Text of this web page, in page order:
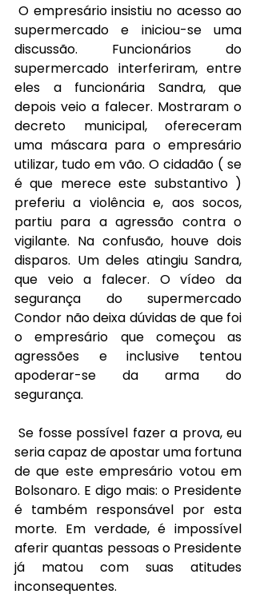
O empresário insistiu no acesso ao
supermercado e iniciou-se uma
discussão. Funcionários do
supermercado interferiram, entre
eles a funcionária Sandra, que
depois veio a falecer. Mostraram o
decreto municipal, ofereceram
uma máscara para o empresário
utilizar, tudo em vão. O cidadão ( se
é que merece este substantivo )
preferiu a violência e, aos socos,
partiu para a agressão contra o
vigilante. Na confusão, houve dois
disparos. Um deles atingiu Sandra,
que veio a falecer. O vídeo da
segurança do supermercado
Condor não deixa dúvidas de que foi
o empresário que começou as
agressões e inclusive tentou
apoderar-se da arma do
segurança.
Se fosse possível fazer a prova, eu
seria capaz de apostar uma fortuna
de que este empresário votou em
Bolsonaro. E digo mais: o Presidente
é também responsável por esta
morte. Em verdade, é impossível
aferir quantas pessoas o Presidente
já matou com suas atitudes
inconsequentes.